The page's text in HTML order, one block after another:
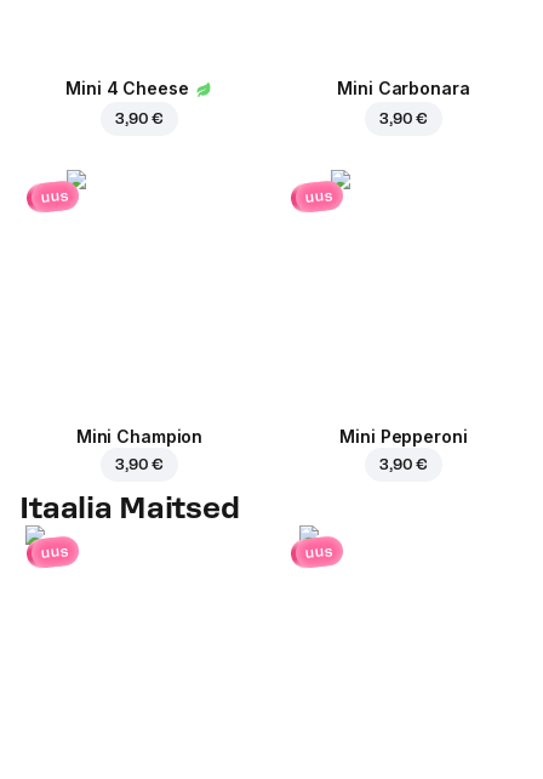
Mini 4 Cheese
3,90 €
Mini Carbonara
3,90 €
uus
Mini Champion
3,90 €
uus
Mini Pepperoni
3,90 €
Itaalia Maitsed
uus uus